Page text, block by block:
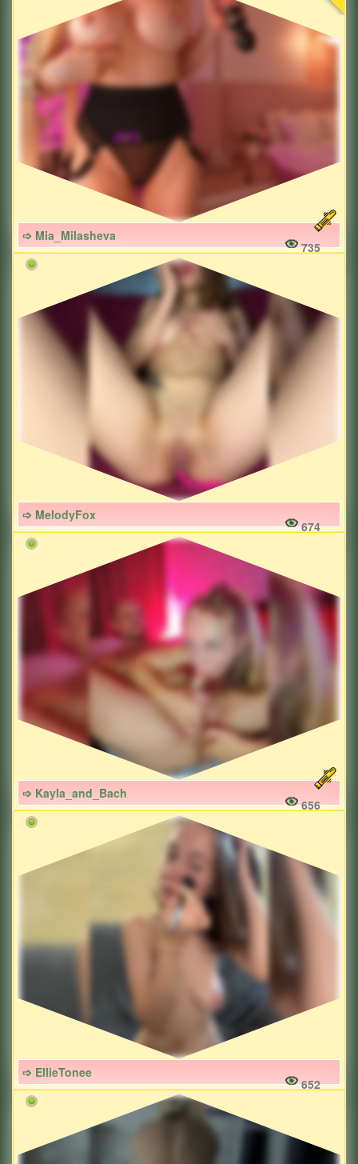
➩ Mia_Milasheva
735
➩ MelodyFox
674
➩ Kayla_and_Bach
656
➩ EllieTonee
652